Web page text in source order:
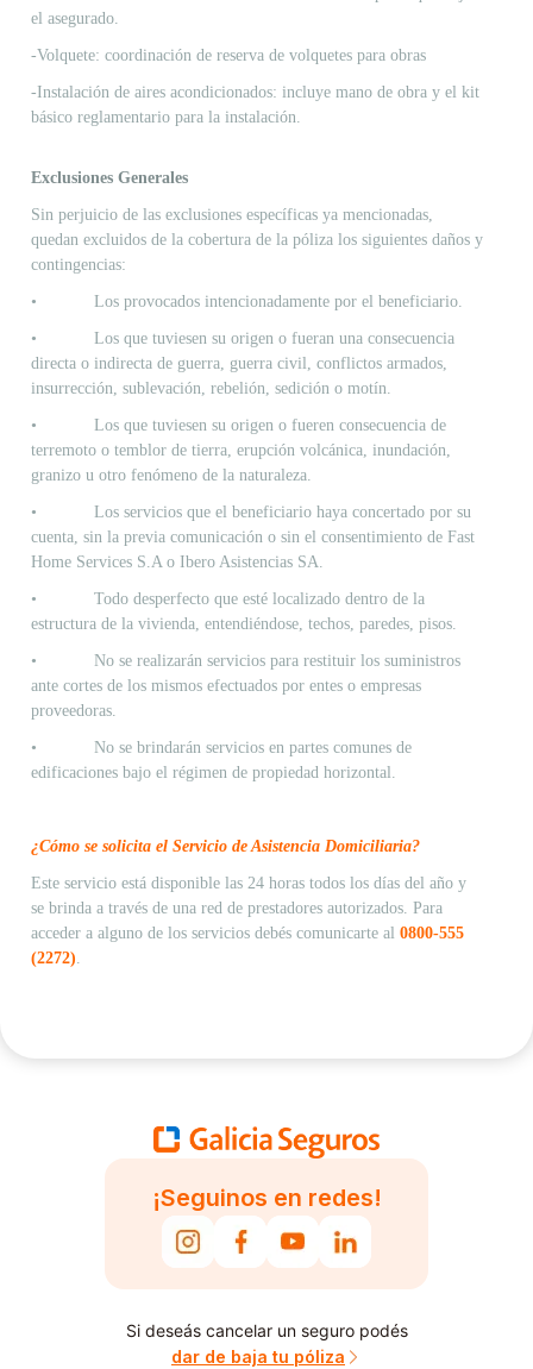
el asegurado.
-Volquete: coordinación de reserva de volquetes para obras
-Instalación de aires acondicionados: incluye mano de obra y el kit
básico reglamentario para la instalación.
Exclusiones Generales
Sin perjuicio de las exclusiones específicas ya mencionadas,
quedan excluidos de la cobertura de la póliza los siguientes daños y
contingencias:
• Los provocados intencionadamente por el beneficiario.
• Los que tuviesen su origen o fueran una consecuencia
directa o indirecta de guerra, guerra civil, conflictos armados,
insurrección, sublevación, rebelión, sedición o motín.
• Los que tuviesen su origen o fueren consecuencia de
terremoto o temblor de tierra, erupción volcánica, inundación,
granizo u otro fenómeno de la naturaleza.
• Los servicios que el beneficiario haya concertado por su
cuenta, sin la previa comunicación o sin el consentimiento de Fast
Home Services S.A o Ibero Asistencias SA.
• Todo desperfecto que esté localizado dentro de la
estructura de la vivienda, entendiéndose, techos, paredes, pisos.
• No se realizarán servicios para restituir los suministros
ante cortes de los mismos efectuados por entes o empresas
proveedoras.
• No se brindarán servicios en partes comunes de
edificaciones bajo el régimen de propiedad horizontal.
¿Cómo se solicita el Servicio de Asistencia Domiciliaria?
Este servicio está disponible las 24 horas todos los días del año y
se brinda a través de una red de prestadores autorizados. Para
acceder a alguno de los servicios debés comunicarte al 0800-555
(2272)
¡Seguinos en redes!
Si deseás cancelar un seguro podés
dar de baja tu póliza